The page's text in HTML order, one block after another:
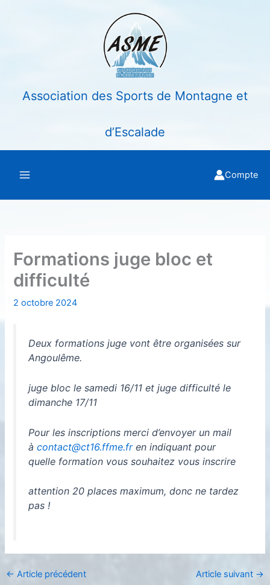
Association des Sports de Montagne et
d’Escalade
Compte
Formations juge bloc et
difficulté
2 octobre 2024
Deux formations juge vont être organisées sur
Angoulême.
juge bloc le samedi 16/11 et juge difficulté le
dimanche 17/11
Pour les inscriptions merci d’envoyer un mail
àcontact@ct16.ffme.fren indiquant pour
quelle formation vous souhaitez vous inscrire
attention 20 places maximum, donc ne tardez
pas !
← Article précédent Article suivant →